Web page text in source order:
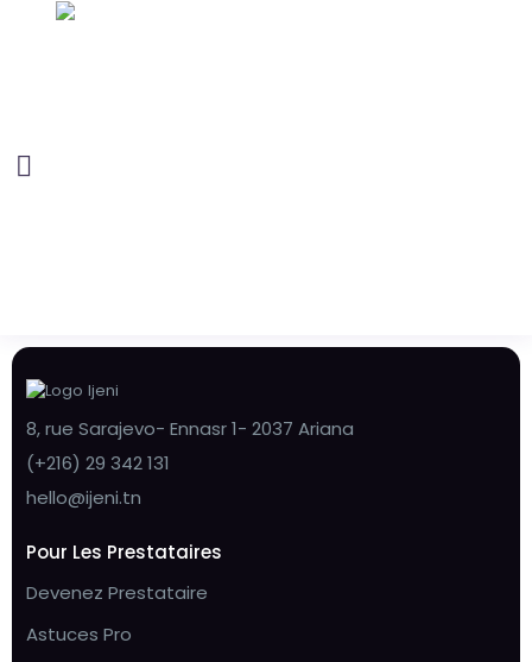
8, rue Sarajevo- Ennasr 1- 2037 Ariana
(+216) 29 342 131
hello@ijeni.tn
Pour Les Prestataires
Devenez Prestataire
Astuces Pro